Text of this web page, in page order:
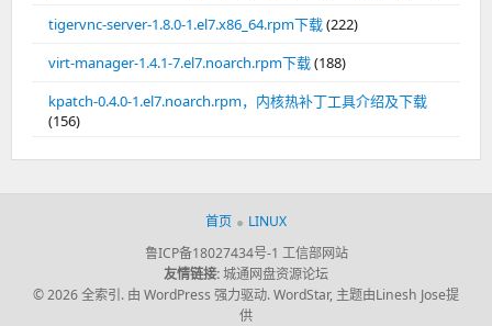
tigervnc-server-1.8.0-1.el7.x86_64.rpm下载(222)
virt-manager-1.4.1-7.el7.noarch.rpm下载(188)
kpatch-0.4.0-1.el7.noarch.rpm，内核热补丁工具介绍及下载
(156)
首页
LINUX
鲁ICP备18027434号-1 工信部网站
友情链接:城通网盘资源论坛
© 2026 全索引. 由 WordPress 强力驱动.WordStar, 主题由Linesh Jose提
供